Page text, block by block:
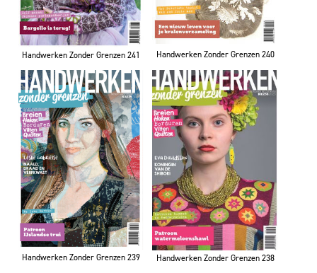
Handwerken Zonder Grenzen 241 Handwerken Zonder Grenzen 240
Handwerken Zonder Grenzen 239 Handwerken Zonder Grenzen 238